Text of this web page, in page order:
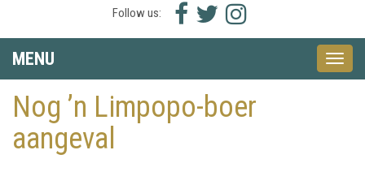
Follow us:
Facebook
icon
Twitter
icon
Instagram
icon
MENU
Toggle
Nog ’n Limpopo-boer
aangeval